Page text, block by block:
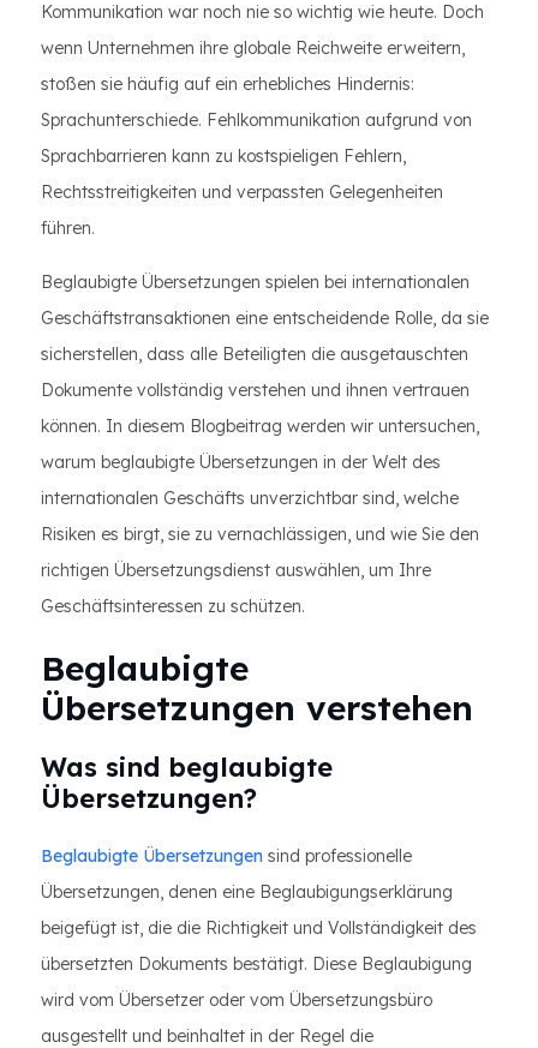
Kommunikation war noch nie so wichtig wie heute. Doch
wenn Unternehmen ihre globale Reichweite erweitern,
stoßen sie häufig auf ein erhebliches Hindernis:
Sprachunterschiede. Fehlkommunikation aufgrund von
Sprachbarrieren kann zu kostspieligen Fehlern,
Rechtsstreitigkeiten und verpassten Gelegenheiten
führen.
Beglaubigte Übersetzungen spielen bei internationalen
Geschäftstransaktionen eine entscheidende Rolle, da sie
sicherstellen, dass alle Beteiligten die ausgetauschten
Dokumente vollständig verstehen und ihnen vertrauen
können. In diesem Blogbeitrag werden wir untersuchen,
warum beglaubigte Übersetzungen in der Welt des
internationalen Geschäfts unverzichtbar sind, welche
Risiken es birgt, sie zu vernachlässigen, und wie Sie den
richtigen Übersetzungsdienst auswählen, um Ihre
Geschäftsinteressen zu schützen.
Beglaubigte
Übersetzungen verstehen
Was sind beglaubigte
Übersetzungen?
Beglaubigte Übersetzungen sind professionelle
Übersetzungen, denen eine Beglaubigungserklärung
beigefügt ist, die die Richtigkeit und Vollständigkeit des
übersetzten Dokuments bestätigt. Diese Beglaubigung
wird vom Übersetzer oder vom Übersetzungsbüro
ausgestellt und beinhaltet in der Regel die